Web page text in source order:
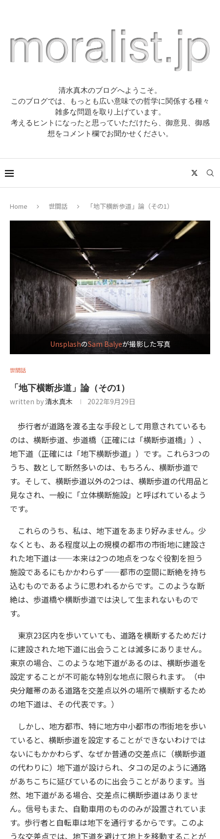
清水真木のブログへようこそ。
このブログでは、もっとも広い意味での哲学に関係する種々
雑多な問題を取り上げています。
考えるヒントになったと思っていただけたら、御意見、御感
想をコメント欄でお聞かせください。
Home 世間話 「地下横断歩道」論（その1）
UnsplashのSam Balyeが撮影した写真
世間話
「地下横断歩道」論（その1）
written by清水真木 2022年9月29日
歩行者が道路を渡る主な手段として用意されているも
のは、横断歩道、歩道橋（正確には「横断歩道橋」）、
地下道（正確には「地下横断歩道」）です。これら3つの
うち、数として断然多いのは、もちろん、横断歩道で
す。そして、横断歩道以外の2つは、横断歩道の代用品と
見なされ、一般に「立体横断施設」と呼ばれているよう
です。
これらのうち、私は、地下道をあまり好みません。少
なくとも、ある程度以上の規模の都市の市街地に建設さ
れた地下道は——本来は2つの地点をつなぐ役割を担う
施設であるにもかかわらず——都市の空間に断絶を持ち
込むものであるように思われるからです。このような断
絶は、歩道橋や横断歩道では決して生まれないもので
す。
東京23区内を歩いていても、道路を横断するためだけ
に建設された地下道に出会うことは滅多にありません。
東京の場合、このような地下道があるのは、横断歩道を
設定することが不可能な特別な地点に限られます。（中
央分離帯のある道路を交差点以外の場所で横断するため
の地下道は、その代表です。）
しかし、地方都市、特に地方中小都市の市街地を歩い
ていると、横断歩道を設定することができないわけでは
ないにもかかわらず、なぜか普通の交差点に（横断歩道
の代わりに）地下道が設けられ、タコの足のように通路
があちこちに延びているのに出会うことがあります。当
然、地下道がある場合、交差点に横断歩道はありませ
ん。信号もまた、自動車用のもののみが設置されていま
す。歩行者と自転車は地下を通行するからです。このよ
うな交差点では、地下道を避けて地上を移動することが